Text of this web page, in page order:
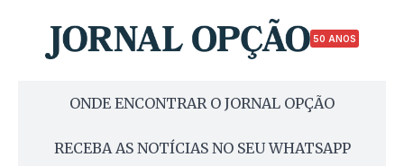
50 ANOS
ONDE ENCONTRAR O JORNAL OPÇÃO
RECEBA AS NOTÍCIAS NO SEU WHATSAPP